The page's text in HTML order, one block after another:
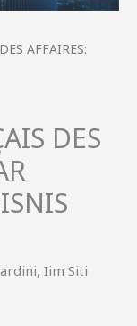
AFFAIRES:
DES
Iim Siti